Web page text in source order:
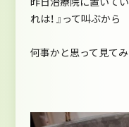
れは！ 』って叫ぶから
何事かと思って見て